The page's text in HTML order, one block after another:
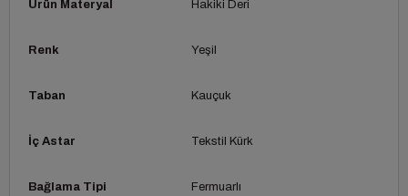
Ürün Materyal Hakiki Deri
Renk Yeşil
Taban Kauçuk
İç Astar Tekstil Kürk
Bağlama Tipi Fermuarlı